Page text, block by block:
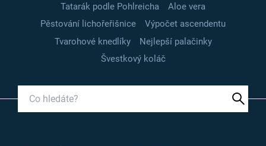
Tatarák podle Pohlreicha
Aloe vera
Pěstování lichořeřišnice
Výpočet ascendentu
Tvarohové knedlíky
Nejlepší palačinky
Švestkový koláč